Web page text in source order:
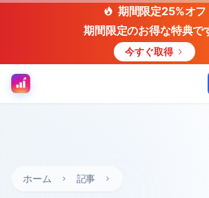
期間限定25%オフ
期間限定のお得な特典で
今すぐ取得
ホーム 記事